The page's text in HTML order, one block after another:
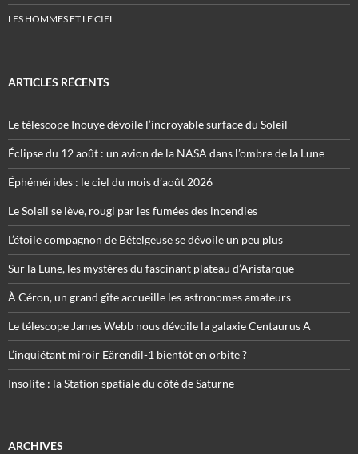
LES HOMMES ET LE CIEL
ARTICLES RÉCENTS
Le télescope Inouye dévoile l’incroyable surface du Soleil
Éclipse du 12 août : un avion de la NASA dans l’ombre de la Lune
Éphémérides : le ciel du mois d’août 2026
Le Soleil se lève, rougi par les fumées des incendies
L’étoile compagnon de Bételgeuse se dévoile un peu plus
Sur la Lune, les mystères du fascinant plateau d’Aristarque
À Céron, un grand gîte accueille les astronomes amateurs
Le télescope James Webb nous dévoile la galaxie Centaurus A
L’inquiétant miroir Eärendil-1 bientôt en orbite ?
Insolite : la Station spatiale du côté de Saturne
ARCHIVES